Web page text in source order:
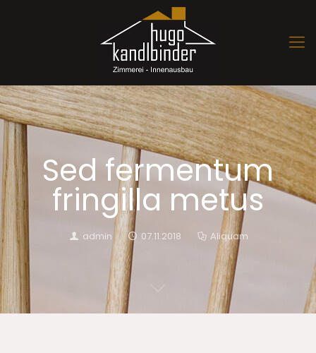
Sed fermentum
fringilla metus
admin 07.11.2018 Aliquam